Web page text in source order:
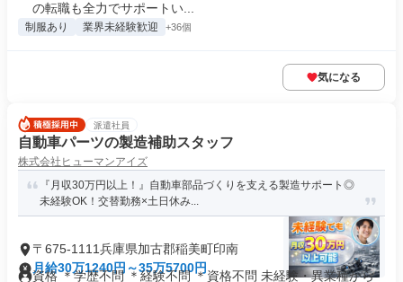
の転職も全力でサポートい...
制服あり 業界未経験歓迎 +36個
気になる
派遣社員
自動車パーツの製造補助スタッフ
株式会社ヒューマンアイズ
『月収30万円以上！』自動車部品づくりを支える製造サポート◎
未経験OK！交替勤務×土日休み...
〒675-1111兵庫県加古郡稲美町印南
月給30万1240円～35万5700円
資格 ＊学歴不問 ＊経験不問 ＊資格不問 未経験・異業種から